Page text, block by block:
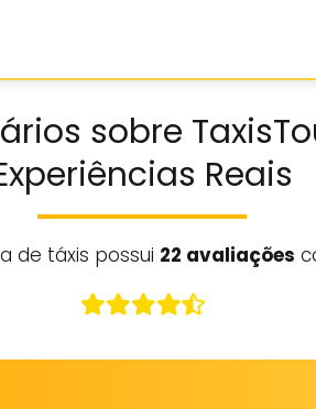
sobre
Reais
de táxis possui 22 avaliações